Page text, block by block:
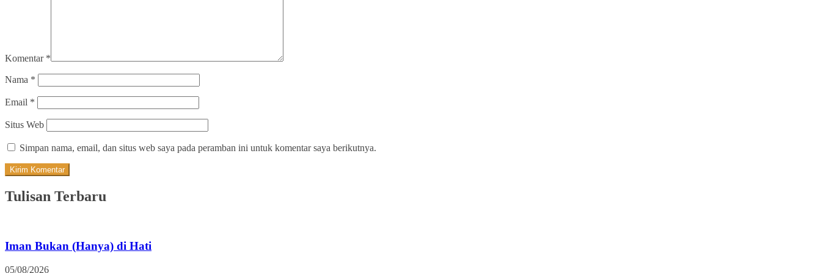
Komentar *
Nama *
Email *
Situs Web
Simpan nama, email, dan situs web saya pada peramban ini untuk komentar saya berikutnya.
Tulisan Terbaru
Iman Bukan (Hanya) di Hati
05/08/2026